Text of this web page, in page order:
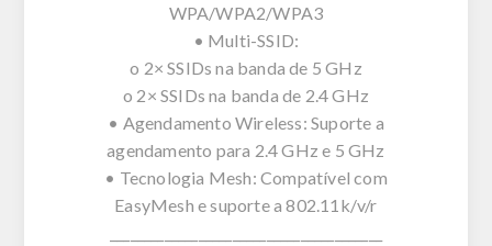
WPA/WPA2/WPA3
• Multi-SSID:
o 2× SSIDs na banda de 5 GHz
o 2× SSIDs na banda de 2.4 GHz
• Agendamento Wireless: Suporte a
agendamento para 2.4 GHz e 5 GHz
• Tecnologia Mesh: Compatível com
EasyMesh e suporte a 802.11k/v/r